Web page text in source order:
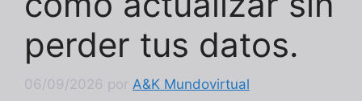
perder tus datos.
06/09/2026 por A&K Mundovirtual